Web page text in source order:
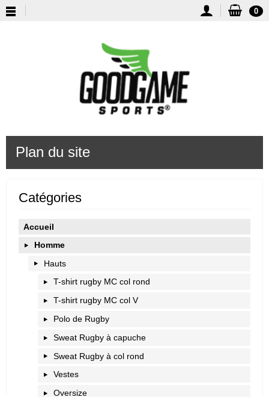
0
Plan du site
Catégories
Accueil
Homme
Hauts
T-shirt rugby MC col rond
T-shirt rugby MC col V
Polo de Rugby
Sweat Rugby à capuche
Sweat Rugby à col rond
Vestes
Oversize